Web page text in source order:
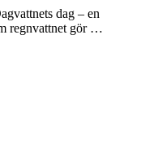
dag – en
regnvattnet gör …